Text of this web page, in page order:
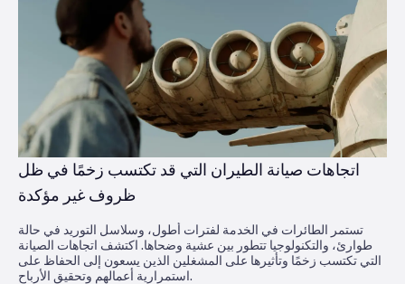
اتجاهات صيانة الطيران التي قد تكتسب زخمًا في ظل
ظروف غير مؤكدة
تستمر الطائرات في الخدمة لفترات أطول، وسلاسل التوريد في حالة
طوارئ، والتكنولوجيا تتطور بين عشية وضحاها. اكتشف اتجاهات الصيانة
التي تكتسب زخمًا وتأثيرها على المشغلين الذين يسعون إلى الحفاظ على
استمرارية أعمالهم وتحقيق الأرباح.